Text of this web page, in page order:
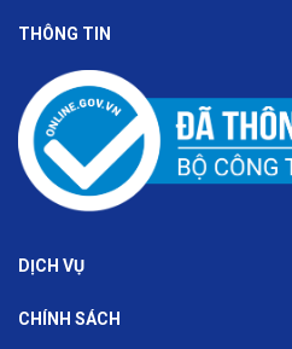
THÔNG TIN
DỊCH VỤ
CHÍNH SÁCH